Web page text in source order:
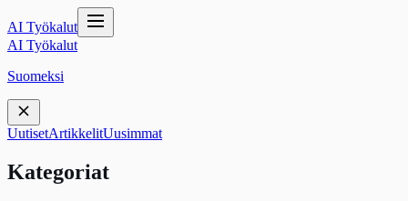
AI Työkalut
AI Työkalut
Suomeksi
UutisetArtikkelitUusimmat
Kategoriat